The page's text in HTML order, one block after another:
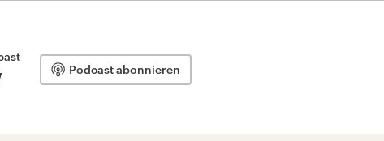
Podcast abonnieren